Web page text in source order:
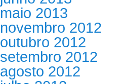
maio 2013
novembro 2012
outubro 2012
setembro 2012
agosto 2012